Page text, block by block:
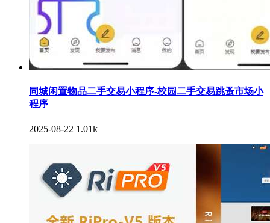
同城闲置物品二手交易小程序-校园二手交易跳蚤市场小
程序
2025-08-22 1.01k